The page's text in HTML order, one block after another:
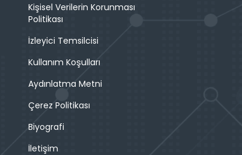
Kişisel Verilerin Korunması
Politikası
İzleyici Temsilcisi
Kullanım Koşulları
Aydınlatma Metni
Çerez Politikası
Biyografi
İletişim